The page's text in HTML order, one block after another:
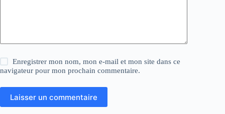
Enregistrer mon nom, mon e-mail et mon site dans ce
navigateur pour mon prochain commentaire.
Laisser un commentaire